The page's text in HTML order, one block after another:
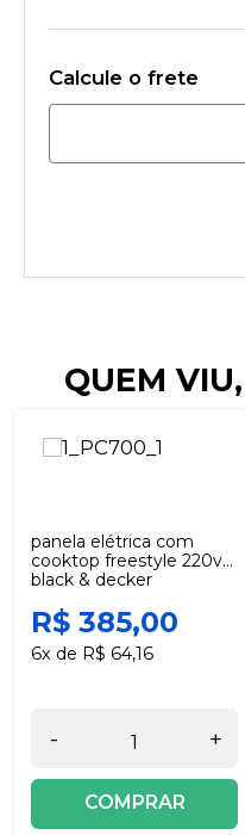
QUEM
panela elétrica com
cooktop freestyle 220v
black & decker
R$ 385,00
6x de R$ 64,16
- +
COMPRAR